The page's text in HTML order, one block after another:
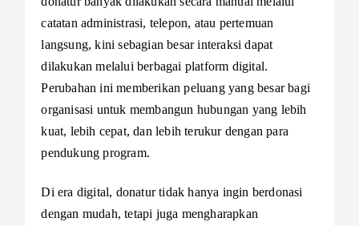
catatan administrasi, telepon, atau pertemuan
langsung, kini sebagian besar interaksi dapat
dilakukan melalui berbagai platform digital.
Perubahan ini memberikan peluang yang besar bagi
organisasi untuk membangun hubungan yang lebih
kuat, lebih cepat, dan lebih terukur dengan para
pendukung program.
Di era digital, donatur tidak hanya ingin berdonasi
dengan mudah, tetapi juga mengharapkan